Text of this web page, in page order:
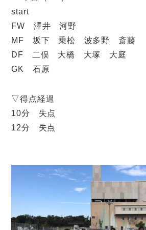
start
FW 澤井 河野
MF 坂下 乗松 波多野 斎藤
DF 二俣 大橋 大塚 大庭
GK 石原
▽得点経過
10分 失点
12分 失点